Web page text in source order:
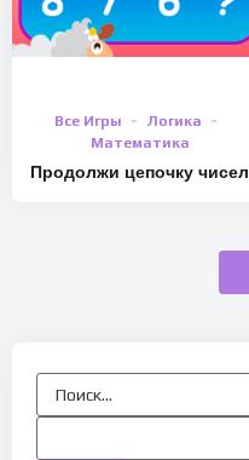
Все Игры
Логика
Математика
Продолжи цепочку чисел